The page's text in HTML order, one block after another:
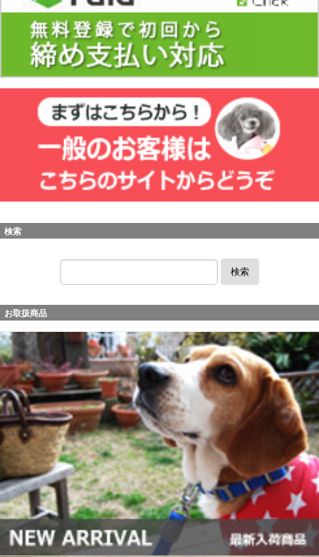
検索
検索
お取扱商品